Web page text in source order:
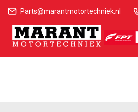
Parts@marantmotortechniek.nl